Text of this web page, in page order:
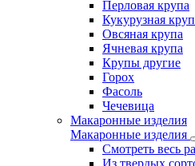
Перловая крупа
Кукурузная
Овсяная крупа
Ячневая крупа
Крупы другие
Горох
Фасоль
Чечевица
Макаронные изделия
Макаронные изделия
Смотреть весь
Из твердых